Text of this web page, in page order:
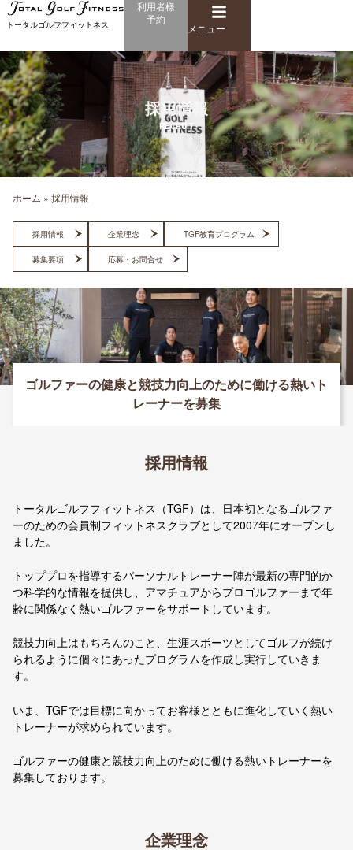
容
ス
キ
ッ
プ
トータルゴルフフィットネス
メ
ニ
ュ
ー
メニュー
利用者様
予約
採用情報
RECRUIT
ホーム » 採用情報
採用情報 企業理念 TGF教育プログラム
募集要項 応募・お問合せ
ゴルファーの健康と競技力向上のために働ける熱いト
レーナーを募集
採用情報
トータルゴルフフィットネス（TGF）は、日本初となるゴルファ
ーのための会員制フィットネスクラブとして2007年にオープンし
ました。
トッププロを指導するパーソナルトレーナー陣が最新の専門的か
つ科学的な情報を提供し、アマチュアからプロゴルファーまで年
齢に関係なく熱いゴルファーをサポートしています。
競技力向上はもちろんのこと、生涯スポーツとしてゴルフが続け
られるように個々にあったプログラムを作成し実行していきま
す。
いま、TGFでは目標に向かってお客様とともに進化していく熱い
トレーナーが求められています。
ゴルファーの健康と競技力向上のために働ける熱いトレーナーを
募集しております。
企業理念